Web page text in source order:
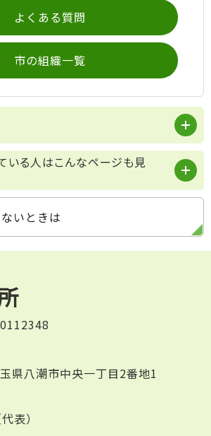
よくある質問
市の組織一覧
いる人はこんなページも見
いときは
県八潮市中央一丁目2番地1
表）